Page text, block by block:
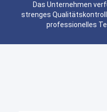
Das Unternehmen
strenges
professionelles